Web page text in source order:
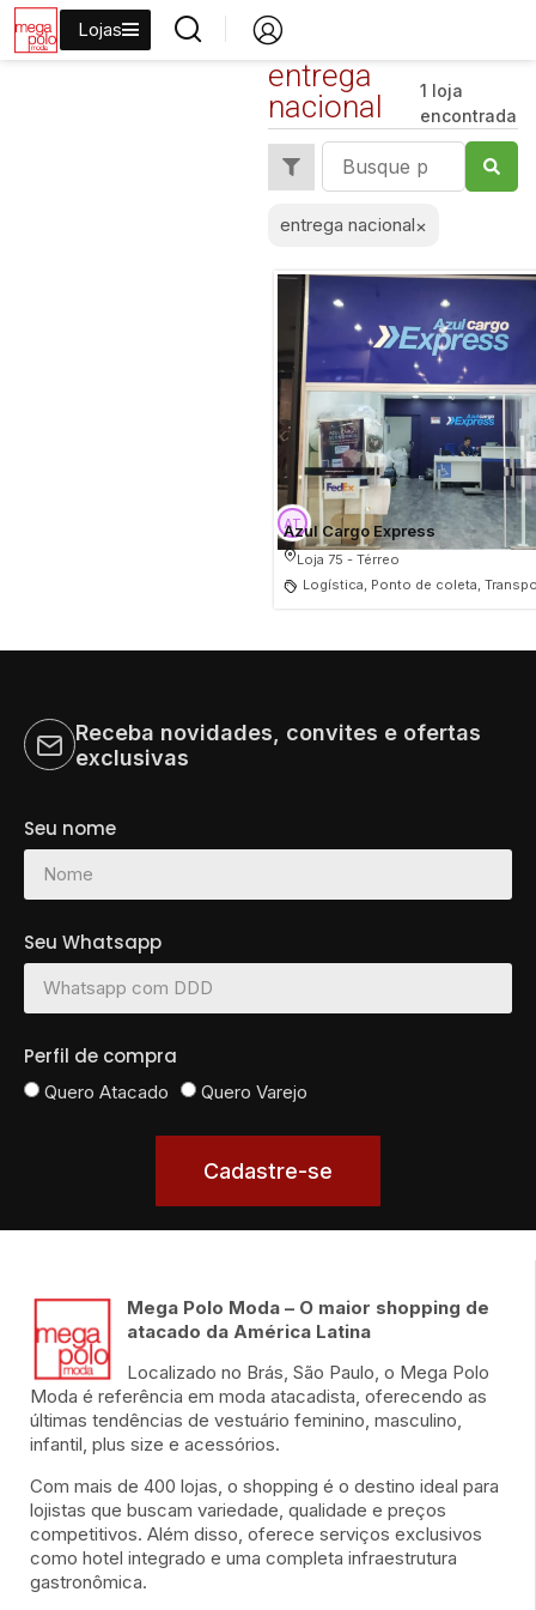
Lojas
entrega
nacional
1 loja
encontrada
entrega nacional×
Azul Cargo Express
Loja 75 - Térreo
Logística, Ponto de coleta,
Receba novidades, convites e ofertas
exclusivas
Seu nome
Seu Whatsapp
Perfil de compra
Quero Atacado Quero Varejo
Cadastre-se
Mega Polo Moda – O maior shopping de
atacado da América Latina
Localizado no Brás, São Paulo, o Mega Polo
Moda é referência em moda atacadista, oferecendo as
últimas tendências de vestuário feminino, masculino,
infantil, plus size e acessórios.
Com mais de 400 lojas, o shopping é o destino ideal para
lojistas que buscam variedade, qualidade e preços
competitivos. Além disso, oferece serviços exclusivos
como hotel integrado e uma completa infraestrutura
gastronômica.